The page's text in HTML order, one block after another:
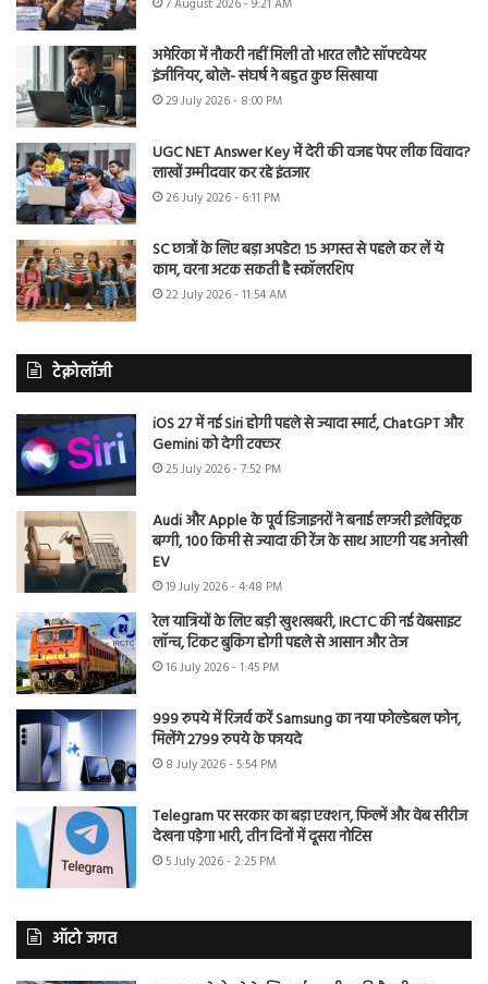
अमेरिका में नौकरी नहीं मिली तो भारत लौटे सॉफ्टवेयर
इंजीनियर, बोले- संघर्ष ने बहुत कुछ सिखाया
29 July 2026 - 8:00 PM
UGC NET Answer Key में देरी की वजह पेपर लीक विवाद?
लाखों उम्मीदवार कर रहे इंतजार
26 July 2026 - 6:11 PM
SC छात्रों के लिए बड़ा अपडेट! 15 अगस्त से पहले कर लें ये
काम, वरना अटक सकती है स्कॉलरशिप
22 July 2026 - 11:54 AM
टेक्नोलॉजी
iOS 27 में नई Siri होगी पहले से ज्यादा स्मार्ट, ChatGPT और
Gemini को देगी टक्कर
25 July 2026 - 7:52 PM
Audi और Apple के पूर्व डिजाइनरों ने बनाई लग्जरी इलेक्ट्रिक
बग्गी, 100 किमी से ज्यादा की रेंज के साथ आएगी यह अनोखी
EV
19 July 2026 - 4:48 PM
रेल यात्रियों के लिए बड़ी खुशखबरी, IRCTC की नई वेबसाइट
लॉन्च, टिकट बुकिंग होगी पहले से आसान और तेज
16 July 2026 - 1:45 PM
999 रुपये में रिजर्व करें Samsung का नया फोल्डेबल फोन,
मिलेंगे 2799 रुपये के फायदे
8 July 2026 - 5:54 PM
Telegram पर सरकार का बड़ा एक्शन, फिल्में और वेब सीरीज
देखना पड़ेगा भारी, तीन दिनों में दूसरा नोटिस
5 July 2026 - 2:25 PM
ऑटो जगत